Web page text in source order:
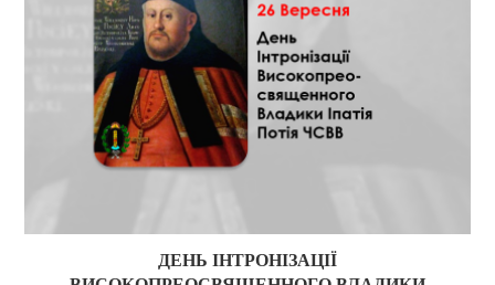
ДЕНЬ ІНТРОНІЗАЦІЇ